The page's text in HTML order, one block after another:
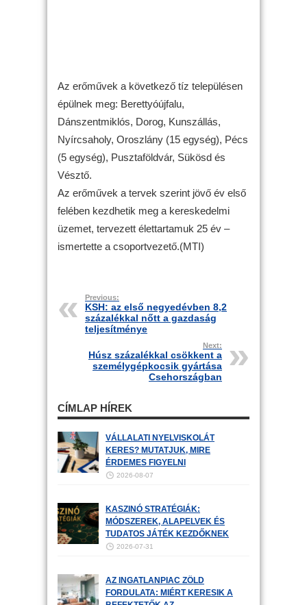
Az erőművek a következő tíz településen
épülnek meg: Berettyóújfalu,
Dánszentmiklós, Dorog, Kunszállás,
Nyírcsaholy, Oroszlány (15 egység), Pécs
(5 egység), Pusztaföldvár, Sükösd és
Vésztő.
Az erőművek a tervek szerint jövő év első
felében kezdhetik meg a kereskedelmi
üzemet, tervezett élettartamuk 25 év –
ismertette a csoportvezető.(MTI)
Previous:
KSH: az első negyedévben 8,2
százalékkal nőtt a gazdaság
teljesítménye
Next:
Húsz százalékkal csökkent a
személygépkocsik gyártása
Csehországban
CÍMLAP HÍREK
VÁLLALATI NYELVISKOLÁT
KERES? MUTATJUK, MIRE
ÉRDEMES FIGYELNI
2026-08-07
KASZINÓ STRATÉGIÁK:
MÓDSZEREK, ALAPELVEK ÉS
TUDATOS JÁTÉK KEZDŐKNEK
2026-07-31
AZ INGATLANPIAC ZÖLD
FORDULATA: MIÉRT KERESIK A